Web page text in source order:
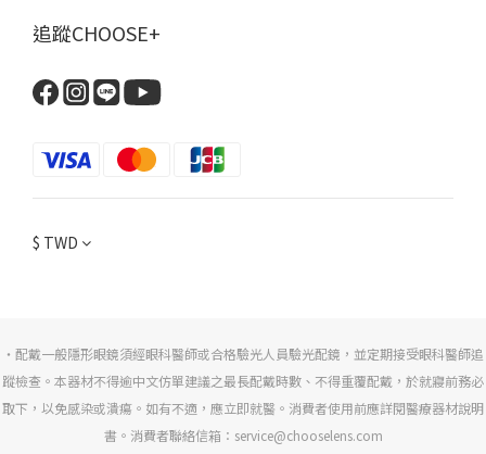
追蹤CHOOSE+
$ TWD
・配戴一般隱形眼鏡須經眼科醫師或合格驗光人員驗光配鏡，並定期接受眼科醫師追
蹤檢查。本器材不得逾中文仿單建議之最長配戴時數、不得重覆配戴，於就寢前務必
取下，以免感染或潰瘍。如有不適，應立即就醫。消費者使用前應詳閱醫療器材說明
書。消費者聯絡信箱：service@chooselens.com